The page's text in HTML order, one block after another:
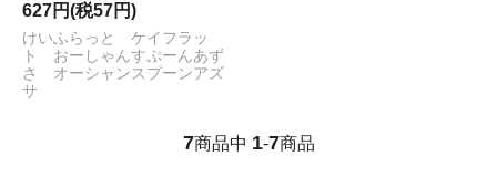
627円(税57円)
けいふらっと ケイフラッ
ト おーしゃんすぷーんあず
さ オーシャンスプーンアズ
サ
7商品中 1-7商品